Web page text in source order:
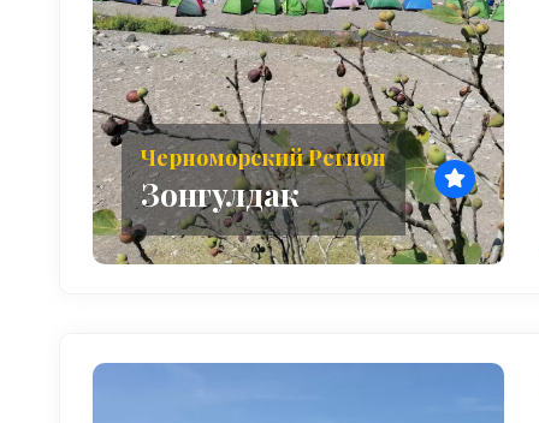
Черноморский Регион
Зонгулдак